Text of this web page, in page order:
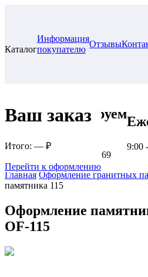
Каталог
Информация
покупателю
Отзывы
Ваш заказ
Итого: — ₽
Перейти к оформлению
Проконсультируем
г. Самара, ул. Гагарина, 69
9:00
Главная Оформление гранитных
памятника 115
Оформление
OF-115